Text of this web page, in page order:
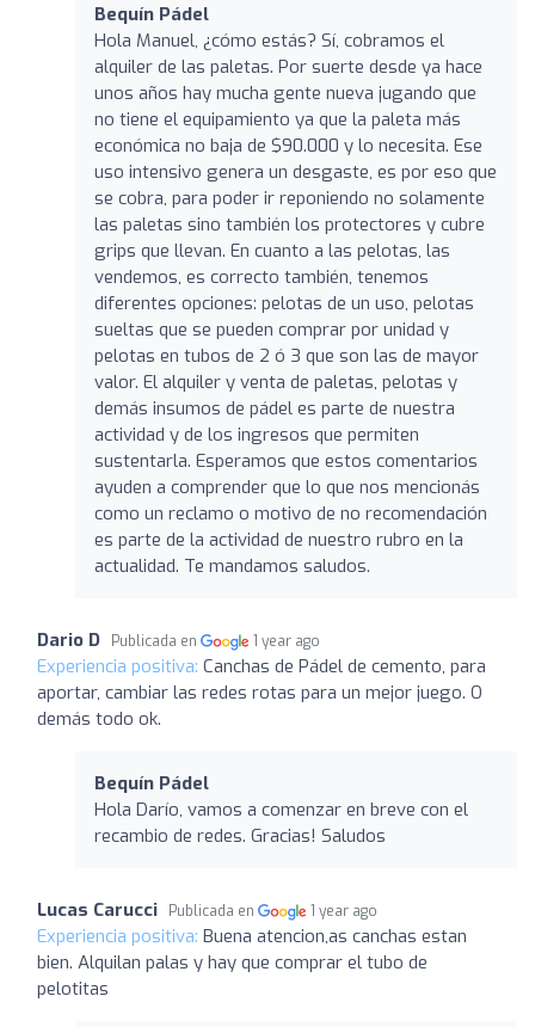
Bequín Pádel
Hola Manuel, ¿cómo estás? Sí, cobramos el
alquiler de las paletas. Por suerte desde ya hace
unos años hay mucha gente nueva jugando que
no tiene el equipamiento ya que la paleta más
económica no baja de $90.000 y lo necesita. Ese
uso intensivo genera un desgaste, es por eso que
se cobra, para poder ir reponiendo no solamente
las paletas sino también los protectores y cubre
grips que llevan. En cuanto a las pelotas, las
vendemos, es correcto también, tenemos
diferentes opciones: pelotas de un uso, pelotas
sueltas que se pueden comprar por unidad y
pelotas en tubos de 2 ó 3 que son las de mayor
valor. El alquiler y venta de paletas, pelotas y
demás insumos de pádel es parte de nuestra
actividad y de los ingresos que permiten
sustentarla. Esperamos que estos comentarios
ayuden a comprender que lo que nos mencionás
como un reclamo o motivo de no recomendación
es parte de la actividad de nuestro rubro en la
actualidad. Te mandamos saludos.
Dario D Publicada en 1 year ago
Experiencia positiva: Canchas de Pádel de cemento, para
aportar, cambiar las redes rotas para un mejor juego. O
demás todo ok.
Bequín Pádel
Hola Darío, vamos a comenzar en breve con el
recambio de redes. Gracias! Saludos
Lucas Carucci Publicada en 1 year ago
Experiencia positiva: Buena atencion,as canchas estan
bien. Alquilan palas y hay que comprar el tubo de
pelotitas